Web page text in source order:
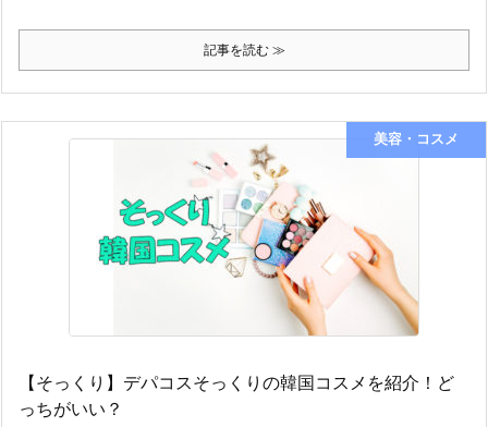
記事を読む ≫
【そっくり】デパコスそっくりの韓国コスメを紹介！ど
っちがいい？
美容・コスメ